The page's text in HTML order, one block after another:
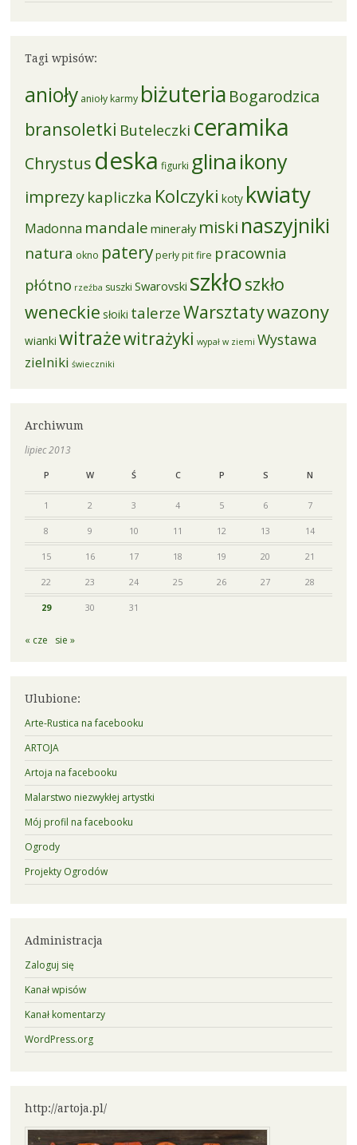
Tagi wpisów:
anioły anioły karmy biżuteria Bogarodzica
bransoletki Buteleczki ceramika
Chrystus deska figurki glinaikony
imprezy kapliczka Kolczyki koty kwiaty
Madonna mandale minerały miski naszyjniki
natura okno pateryperłypit fire pracownia
płótno rzeźba suszki Swarovski szkłoszkło
weneckie słoiki talerzeWarsztatywazony
wianki witrażewitrażyki wypał w ziemi Wystawa
zielniki świeczniki
Archiwum
lipiec 2013
P W Ś C P S N
1 2 3 4 5 6 7
8 9 10 11 12 13 14
15 16 17 18 19 20 21
22 23 24 25 26 27 28
29 30 31
« cze sie »
Ulubione:
Arte-Rustica na facebooku
ARTOJA
Artoja na facebooku
Malarstwo niezwykłej artystki
Mój profil na facebooku
Ogrody
Projekty Ogrodów
Administracja
Zaloguj się
Kanał wpisów
Kanał komentarzy
WordPress.org
http://artoja.pl/